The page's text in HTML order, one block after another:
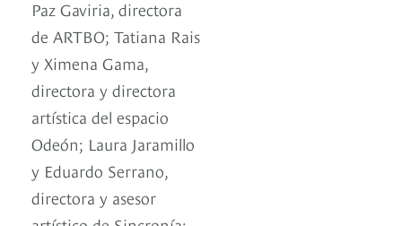
Paz Gaviria, directora
de ARTBO; Tatiana Rais
y Ximena Gama,
directora y directora
artística del espacio
Odeón; Laura Jaramillo
y Eduardo Serrano,
directora y asesor